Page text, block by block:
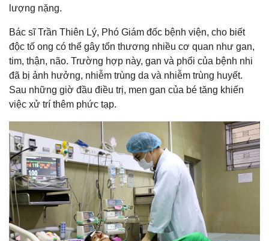
lượng nặng.
Bác sĩ Trần Thiên Lý, Phó Giám đốc bệnh viện, cho biết
độc tố ong có thể gây tổn thương nhiều cơ quan như gan,
tim, thận, não. Trường hợp này, gan và phổi của bệnh nhi
đã bị ảnh hưởng, nhiễm trùng da và nhiễm trùng huyết.
Sau những giờ đầu điều trị, men gan của bé tăng khiến
việc xử trí thêm phức tạp.